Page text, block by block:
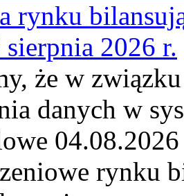
rynku
2026 r.
że w
danych w
rynku